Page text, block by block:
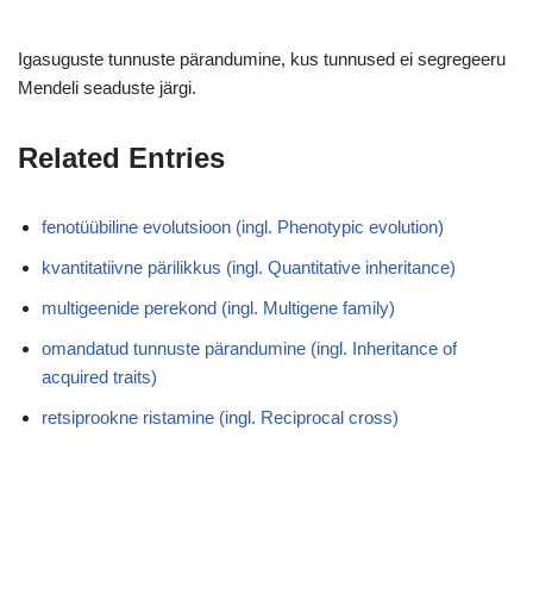
Igasuguste tunnuste pärandumine, kus tunnused ei segregeeru
Mendeli seaduste järgi.
Related Entries
fenotüübiline evolutsioon (ingl. Phenotypic evolution)
kvantitatiivne pärilikkus (ingl. Quantitative inheritance)
multigeenide perekond (ingl. Multigene family)
omandatud tunnuste pärandumine (ingl. Inheritance of
acquired traits)
retsiprookne ristamine (ingl. Reciprocal cross)